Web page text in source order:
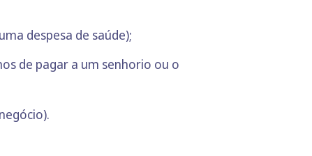
despesa de saúde);
de pagar a um senhorio ou o